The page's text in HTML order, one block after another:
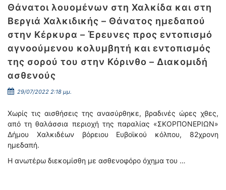
Θάνατοι λουομένων στη Χαλκίδα και στη
Βεργιά Χαλκιδικής – Θάνατος ημεδαπού
στην Κέρκυρα – Έρευνες προς εντοπισμό
αγνοούμενου κολυμβητή και εντοπισμός
της σορού του στην Κόρινθο – Διακομιδή
ασθενούς
29/07/2022 2:18 μμ.
Χωρίς τις αισθήσεις της ανασύρθηκε, βραδινές ώρες χθες,
από τη θαλάσσια περιοχή της παραλίας «ΣΚΟΡΠΟΝΕΡΙΩΝ»
Δήμου Χαλκιδέων βόρειου Ευβοϊκού κόλπου, 82χρονη
ημεδαπή.
Η ανωτέρω διεκομίσθη με ασθενοφόρο όχημα του …